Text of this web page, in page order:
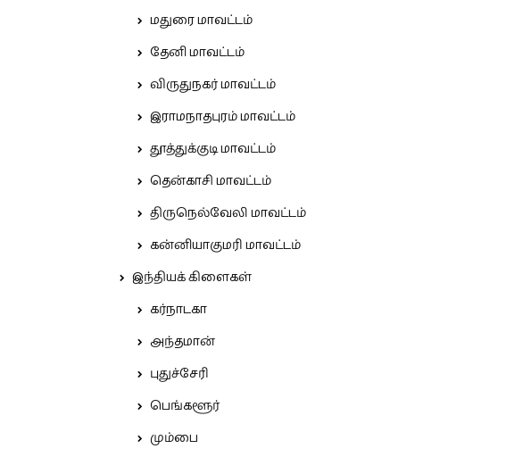
மதுரை மாவட்டம்
தேனி மாவட்டம்
விருதுநகர் மாவட்டம்
இராமநாதபுரம் மாவட்டம்
தூத்துக்குடி மாவட்டம்
தென்காசி மாவட்டம்
திருநெல்வேலி மாவட்டம்
கன்னியாகுமரி மாவட்டம்
இந்தியக் கிளைகள்
கர்நாடகா
அந்தமான்
புதுச்சேரி
பெங்களூர்
மும்பை